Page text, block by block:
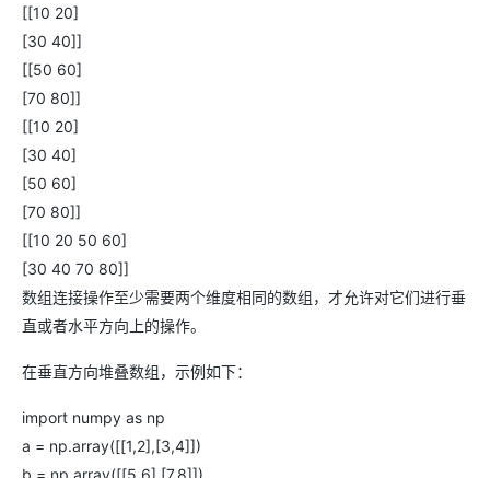
[[10 20]
[30 40]]
[[50 60]
[70 80]]
[[10 20]
[30 40]
[50 60]
[70 80]]
[[10 20 50 60]
[30 40 70 80]]
数组连接操作至少需要两个维度相同的数组，才允许对它们进行垂
直或者水平方向上的操作。
在垂直方向堆叠数组，示例如下：
import numpy as np
a = np.array([[1,2],[3,4]])
b = np.array([[5,6],[7,8]])